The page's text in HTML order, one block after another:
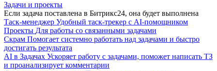
Задачи и проекты
Если задача поставлена в Битрикс24, она будет выполнена
Таск-менеджер Удобный таск-трекер с AI-помощником
Проекты Для работы со связанными задачами
Скрам Помогает системно работать над задачами и быстро
достигать результата
AI в Задачах Ускоряет работу с задачами, поможет написать ТЗ
и проанализирует комментарии